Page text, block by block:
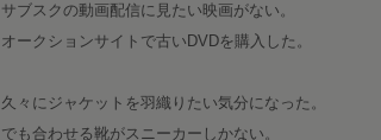
サブスクの動画配信に見たい映画がない。
オークションサイトで古いDVDを購入した。
久々にジャケットを羽織りたい気分になった。
でも合わせる靴がスニーカーしかない。